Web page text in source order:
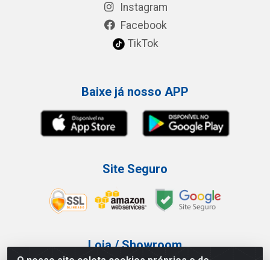
Instagram
Facebook
TikTok
Baixe já nosso APP
Site Seguro
Loja / Showroom